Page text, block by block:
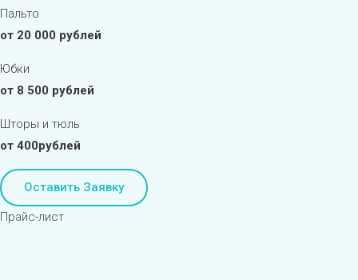
Пальто
от 20 000 рублей
Юбки
от 8 500 рублей
Шторы и тюль
от 400рублей
Оставить Заявку
Прайс-лист